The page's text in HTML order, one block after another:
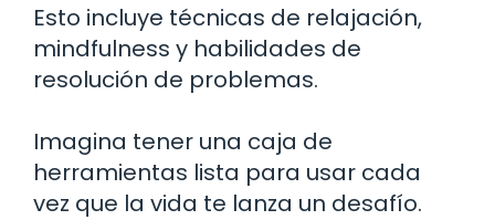
Esto incluye técnicas de relajación,
mindfulness y habilidades de
resolución de problemas.
Imagina tener una caja de
herramientas lista para usar cada
vez que la vida te lanza un desafío.